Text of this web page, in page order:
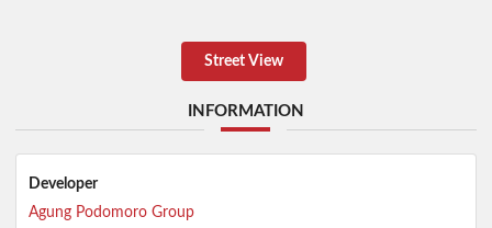
Street View
INFORMATION
Developer
Agung Podomoro Group